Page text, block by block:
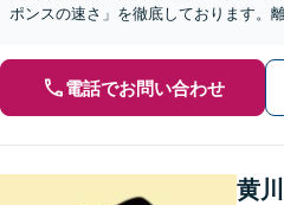
ポンスの速さ」を徹底しております。
電話でお問い合わせ
黄